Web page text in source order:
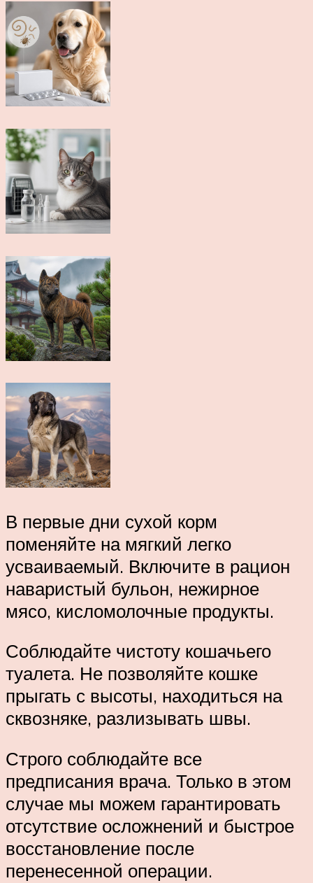
В первые дни сухой корм
поменяйте на мягкий легко
усваиваемый. Включите в рацион
наваристый бульон, нежирное
мясо, кисломолочные продукты.
Соблюдайте чистоту кошачьего
туалета. Не позволяйте кошке
прыгать с высоты, находиться на
сквозняке, разлизывать швы.
Строго соблюдайте все
предписания врача. Только в этом
случае мы можем гарантировать
отсутствие осложнений и быстрое
восстановление после
перенесенной операции.